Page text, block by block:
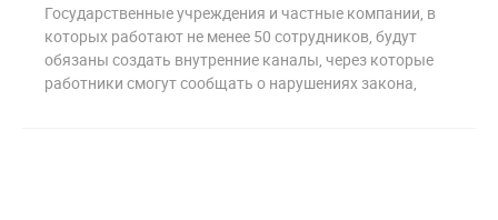
Государственные учреждения и частные компании, в
которых работают не менее 50 сотрудников, будут
обязаны создать внутренние каналы, через которые
работники смогут сообщать о нарушениях закона,